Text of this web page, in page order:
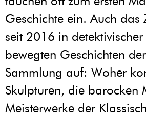
Geschichte ein. Auch
seit 2016 in
bewegten Geschichten
Sammlung auf: Woher
Skulpturen, die barocken
Meisterwerke der